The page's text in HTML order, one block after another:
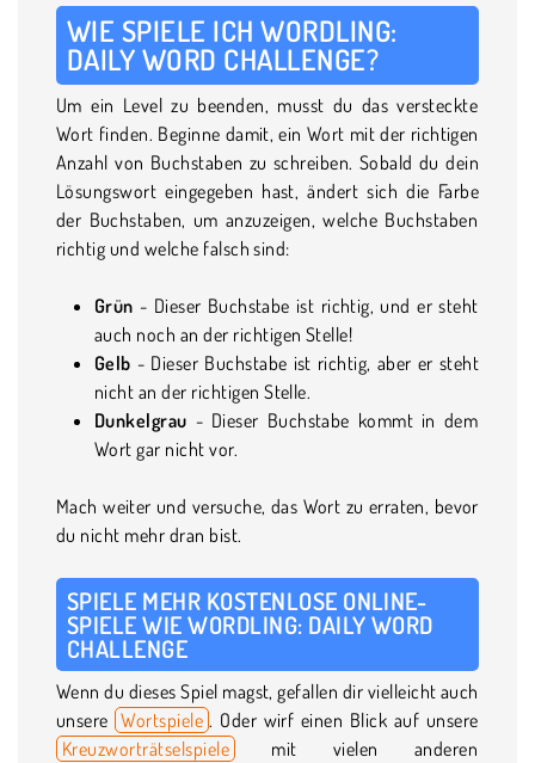
WIE SPIELE ICH WORDLING:
DAILY WORD CHALLENGE?
Um ein Level zu beenden, musst du das versteckte
Wort finden. Beginne damit, ein Wort mit der richtigen
Anzahl von Buchstaben zu schreiben. Sobald du dein
Lösungswort eingegeben hast, ändert sich die Farbe
der Buchstaben, um anzuzeigen, welche Buchstaben
richtig und welche falsch sind:
Grün - Dieser Buchstabe ist richtig, und er steht
auch noch an der richtigen Stelle!
Gelb - Dieser Buchstabe ist richtig, aber er steht
nicht an der richtigen Stelle.
Dunkelgrau - Dieser Buchstabe kommt in dem
Wort gar nicht vor.
Mach weiter und versuche, das Wort zu erraten, bevor
du nicht mehr dran bist.
SPIELE MEHR KOSTENLOSE ONLINE-
SPIELE WIE WORDLING: DAILY WORD
CHALLENGE
Wenn du dieses Spiel magst, gefallen dir vielleicht auch
unsere Wortspiele . Oder wirf einen Blick auf unsere
Kreuzworträtselspiele
mit vielen anderen